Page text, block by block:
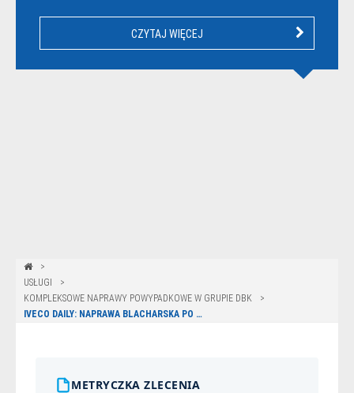
CZYTAJ WIĘCEJ
USŁUGI
KOMPLEKSOWE NAPRAWY POWYPADKOWE W GRUPIE DBK
IVECO DAILY: NAPRAWA BLACHARSKA PO ZDERZENIU ZE ZWIERZĘCIEM W OLSZTYNIE
METRYCZKA ZLECENIA